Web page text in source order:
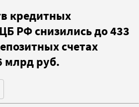
кредитных
РФ снизились до 433
счетах
млрд руб.